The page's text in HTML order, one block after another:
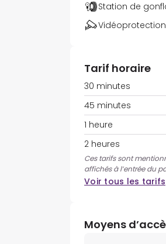
Station de
Vidéoprotection
Tarif horaire
30 minutes
45 minutes
1 heure
2 heures
Ces tarifs sont
affichés à l’entrée du
Voir tous les tarifs
Moyens